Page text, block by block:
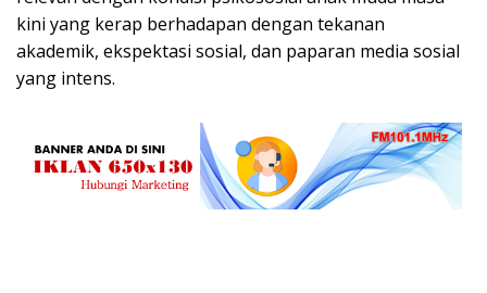
kini yang kerap berhadapan dengan tekanan
akademik, ekspektasi sosial, dan paparan media sosial
yang intens.